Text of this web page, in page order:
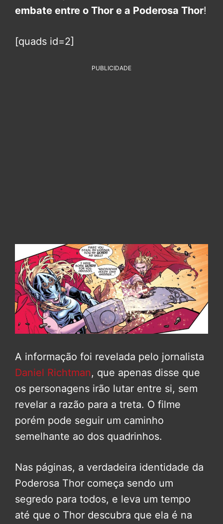
embate entre o Thor e a Poderosa Thor!
[quads id=2]
PUBLICIDADE
A informação foi revelada pelo jornalista
Daniel Richtman, que apenas disse que
os personagens irão lutar entre si, sem
revelar a razão para a treta. O filme
porém pode seguir um caminho
semelhante ao dos quadrinhos.
Nas páginas, a verdadeira identidade da
Poderosa Thor começa sendo um
segredo para todos, e leva um tempo
até que o Thor descubra que ela é na